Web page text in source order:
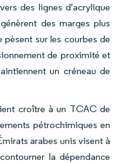
des lignes d'acrylique
des marges plus
pèsent sur les courbes de
de proximité et
un créneau de
croître à un TCAC de
pétrochimiques en
arabes unis visent à
la dépendance